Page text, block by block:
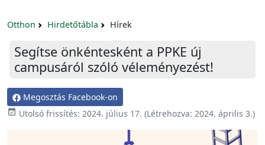
Otthon Hirdetőtábla Hírek
Segítse önkéntesként a PPKE új
campusáról szóló véleményezést!
Megosztás Facebook-on
 Utolsó frissítés: 2024. július 17. (Létrehozva: 2024. április 3.)